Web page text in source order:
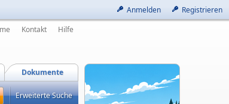
Anmelden
Registrieren
Kontakt Hilfe
Dokumente
Erweiterte Suche